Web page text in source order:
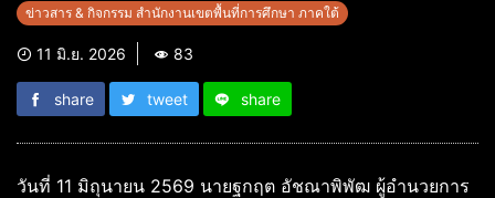
ข่าวสาร & กิจกรรม สำนักงานเขตพื้นที่การศึกษา ภาคใต้
11 มิ.ย. 2026 83
share tweet share
วันที่ 11 มิถุนายน 2569 นายฐกฤต อัชณาพิพัฒ ผู้อำนวยการ